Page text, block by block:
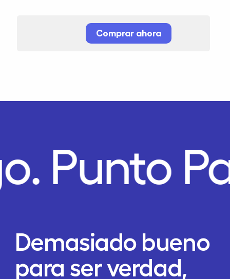
Comprar ahora
Punto
Demasiado bueno
para ser verdad,